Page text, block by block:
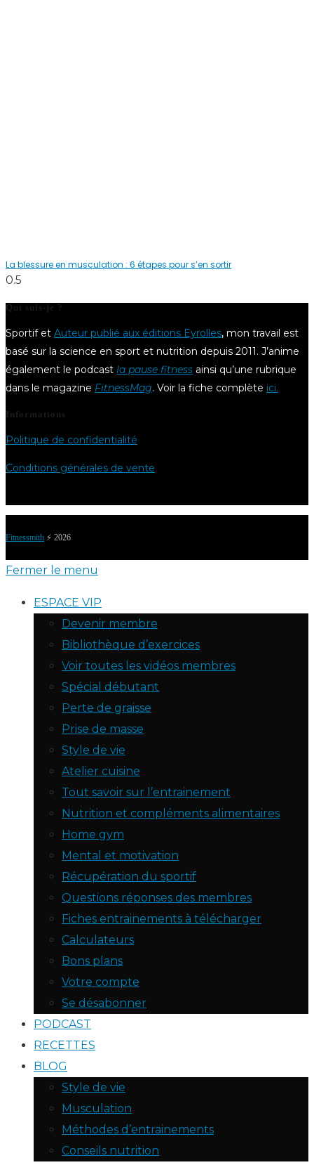
La blessure en musculation : 6 étapes pour s’en sortir
Qui suis-je ?
Sportif et Auteur publié aux éditions Eyrolles, mon travail est
basé sur la science en sport et nutrition depuis 2011. J’anime
également le podcast la pause fitness ainsi qu’une rubrique
dans le magazine FitnessMag. Voir la fiche complète ici.
Informations
Politique de confidentialité
Conditions générales de vente
Fitnessmith ⚡️ 2026
Fermer le menu
ESPACE VIP
Devenir membre
Bibliothèque d’exercices
Voir toutes les vidéos membres
Spécial débutant
Perte de graisse
Prise de masse
Style de vie
Atelier cuisine
Tout savoir sur l’entrainement
Nutrition et compléments alimentaires
Home gym
Mental et motivation
Récupération du sportif
Questions réponses des membres
Fiches entrainements à télécharger
Calculateurs
Bons plans
Votre compte
Se désabonner
PODCAST
RECETTES
BLOG
Style de vie
Musculation
Méthodes d’entrainements
Conseils nutrition